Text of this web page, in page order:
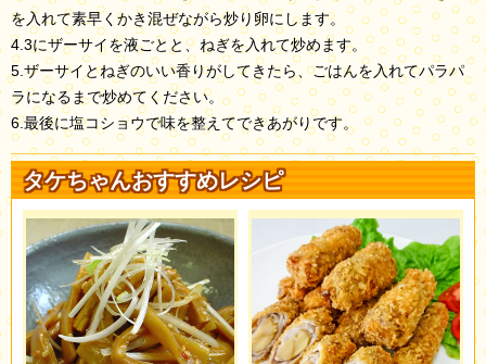
を入れて素早くかき混ぜながら炒り卵にします。
4.3にザーサイを液ごとと、ねぎを入れて炒めます。
5.ザーサイとねぎのいい香りがしてきたら、ごはんを入れてパラパ
ラになるまで炒めてください。
6.最後に塩コショウで味を整えてできあがりです。
タケちゃんおすすめレシピ